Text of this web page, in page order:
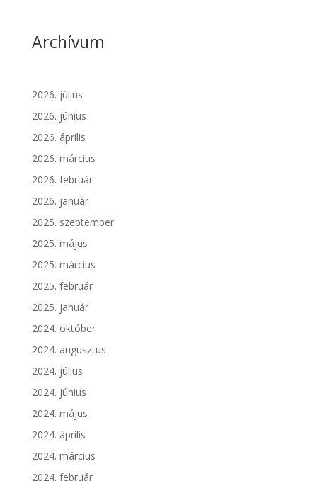
Archívum
2026. július
2026. június
2026. április
2026. március
2026. február
2026. január
2025. szeptember
2025. május
2025. március
2025. február
2025. január
2024. október
2024. augusztus
2024. július
2024. június
2024. május
2024. április
2024. március
2024. február